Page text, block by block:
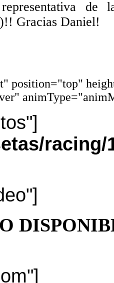
de
Gracias Daniel!
position="top"
racing/